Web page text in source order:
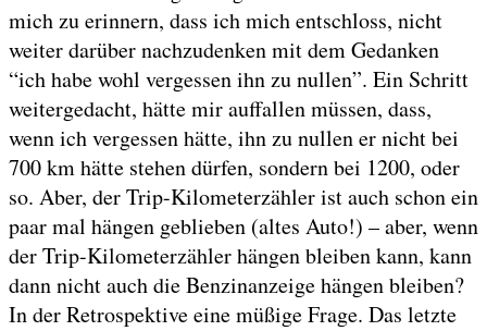
mich zu erinnern, dass ich mich entschloss, nicht
weiter darüber nachzudenken mit dem Gedanken
“ich habe wohl vergessen ihn zu nullen”. Ein Schritt
weitergedacht, hätte mir auffallen müssen, dass,
wenn ich vergessen hätte, ihn zu nullen er nicht bei
700 km hätte stehen dürfen, sondern bei 1200, oder
so. Aber, der Trip-Kilometerzähler ist auch schon ein
paar mal hängen geblieben (altes Auto!) – aber, wenn
der Trip-Kilometerzähler hängen bleiben kann, kann
dann nicht auch die Benzinanzeige hängen bleiben?
In der Retrospektive eine müßige Frage. Das letzte